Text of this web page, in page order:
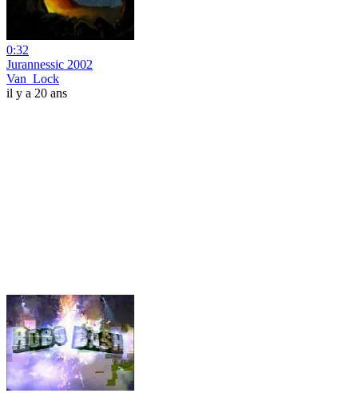
0:32
Jurannessic 2002
Van_Lock
il y a 20 ans